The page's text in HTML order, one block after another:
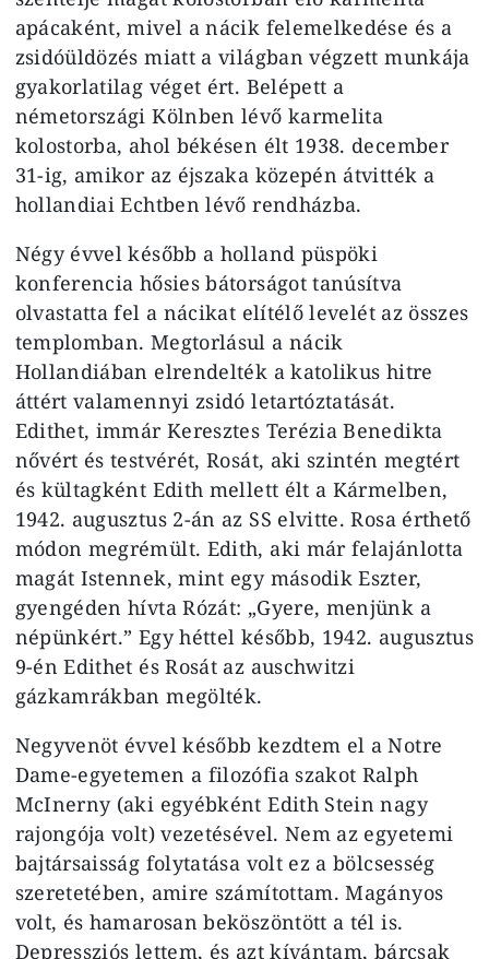
apácaként, mivel a nácik felemelkedése és a
zsidóüldözés miatt a világban végzett munkája
gyakorlatilag véget ért. Belépett a
németországi Kölnben lévő karmelita
kolostorba, ahol békésen élt 1938. december
31-ig, amikor az éjszaka közepén átvitték a
hollandiai Echtben lévő rendházba.
Négy évvel később a holland püspöki
konferencia hősies bátorságot tanúsítva
olvastatta fel a nácikat elítélő levelét az összes
templomban. Megtorlásul a nácik
Hollandiában elrendelték a katolikus hitre
áttért valamennyi zsidó letartóztatását.
Edithet, immár Keresztes Terézia Benedikta
nővért és testvérét, Rosát, aki szintén megtért
és kültagként Edith mellett élt a Kármelben,
1942. augusztus 2-án az SS elvitte. Rosa érthető
módon megrémült. Edith, aki már felajánlotta
magát Istennek, mint egy második Eszter,
gyengéden hívta Rózát: „Gyere, menjünk a
népünkért.” Egy héttel később, 1942. augusztus
9-én Edithet és Rosát az auschwitzi
gázkamrákban megölték.
Negyvenöt évvel később kezdtem el a Notre
Dame-egyetemen a filozófia szakot Ralph
McInerny (aki egyébként Edith Stein nagy
rajongója volt) vezetésével. Nem az egyetemi
bajtársaisság folytatása volt ez a bölcsesség
szeretetében, amire számítottam. Magányos
volt, és hamarosan beköszöntött a tél is.
Depressziós lettem, és azt kívántam, bárcsak